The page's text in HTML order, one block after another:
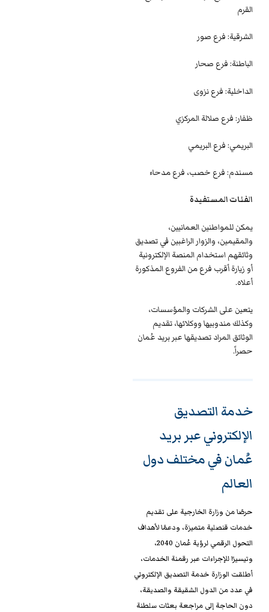
القرم
الشرقية: فرع صور
الباطنة: فرع صحار
الداخلية: فرع نزوى
ظفار: فرع صلالة المركزي
البريمي: فرع البريمي
مسندم: فرع خصب، فرع مدحاء
الفئات المستفيدة
يمكن للمواطنين العمانيين،
والمقيمين، والزوار الراغبين في تصديق
وثائقهم استخدام المنصة الإلكترونية
أو زيارة أقرب فرع من الفروع المذكورة
أعلاه.
يتعين على الشركات والمؤسسات،
وكذلك مندوبيها ووكلائها، تقديم
الوثائق المراد تصديقها عبر بريد عُمان
حصراً.
خدمة التصديق
الإلكتروني عبر بريد
عُمان في مختلف دول
العالم
حرصًا من وزارة الخارجية على تقديم
خدمات قنصلية متميزة، ودعمًا لأهداف
التحول الرقمي لرؤية عُمان 2040،
وتيسيرًا للإجراءات عبر رقمنة الخدمات،
أطلقت الوزارة خدمة التصديق الإلكتروني
في عدد من الدول الشقيقة والصديقة،
دون الحاجة إلى مراجعة بعثات سلطنة